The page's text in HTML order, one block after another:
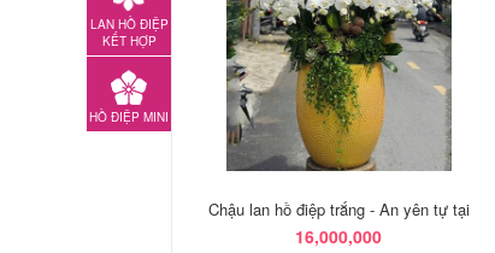
LAN HỒ ĐIỆP
KẾT HỢP
HỒ ĐIỆP MINI
Chậu lan hồ điệp trắng - An yên tự tại
16,000,000